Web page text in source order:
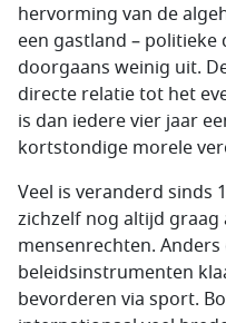
hervorming van de
een gastland –
doorgaans weinig uit.
directe relatie tot het
is dan iedere vier jaar
kortstondige morele
Veel is veranderd sinds
zichzelf nog altijd
mensenrechten.
beleidsinstrumenten
bevorderen via sport.